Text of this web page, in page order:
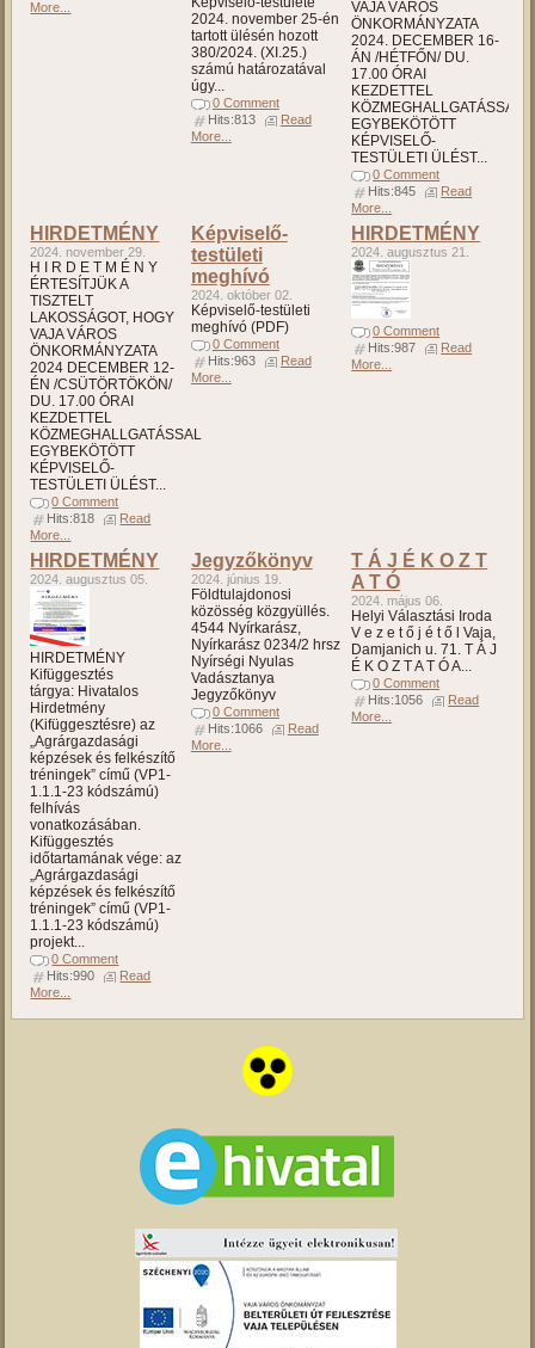
More...
2024. november 25-én
tartott ülésén hozott
380/2024. (XI.25.)
számú határozatával
úgy...
0 Comment
Hits:813
Read
More...
VAJA VÁROS
ÖNKORMÁNYZATA
2024. DECEMBER 16-
ÁN /HÉTFŐN/ DU.
17.00 ÓRAI
KEZDETTEL
KÖZMEGHALLGATÁSSAL
EGYBEKÖTÖTT
KÉPVISELŐ-
TESTÜLETI ÜLÉST...
0 Comment
Hits:845
Read
More...
HIRDETMÉNY
2024. november 29.
H I R D E T M É N Y
ÉRTESÍTJÜK A
TISZTELT
LAKOSSÁGOT, HOGY
VAJA VÁROS
ÖNKORMÁNYZATA
2024 DECEMBER 12-
ÉN /CSÜTÖRTÖKÖN/
DU. 17.00 ÓRAI
KEZDETTEL
KÖZMEGHALLGATÁSSAL
EGYBEKÖTÖTT
KÉPVISELŐ-
TESTÜLETI ÜLÉST...
0 Comment
Hits:818
Read
More...
Képviselő-
testületi
meghívó
2024. október 02.
Képviselő-testületi
meghívó (PDF)
0 Comment
Hits:963
Read
More...
HIRDETMÉNY
2024. augusztus 21.
0 Comment
Hits:987
Read
More...
HIRDETMÉNY
2024. augusztus 05.
HIRDETMÉNY
Kifüggesztés
tárgya: Hivatalos
Hirdetmény
(Kifüggesztésre) az
„Agrárgazdasági
képzések és felkészítő
tréningek” című (VP1-
1.1.1-23 kódszámú)
felhívás
vonatkozásában.
Kifüggesztés
időtartamának vége: az
„Agrárgazdasági
képzések és felkészítő
tréningek” című (VP1-
1.1.1-23 kódszámú)
projekt...
0 Comment
Hits:990
Read
More...
Jegyzőkönyv
2024. június 19.
Földtulajdonosi
közösség közgyüllés.
4544 Nyírkarász,
Nyírkarász 0234/2 hrsz
Nyírségi Nyulas
Vadásztanya
Jegyzőkönyv
0 Comment
Hits:1066
Read
More...
T Á J É K O Z T
A T Ó
2024. május 06.
Helyi Választási Iroda
V e z e t ő j é t ő l Vaja,
Damjanich u. 71. T Á J
É K O Z T A T Ó A...
0 Comment
Hits:1056
Read
More...